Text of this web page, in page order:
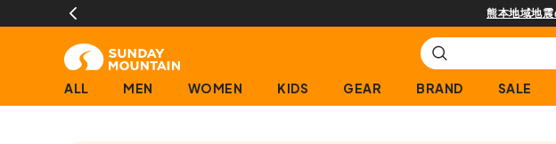
熊本地域地
ALL MEN WOMEN KIDS GEAR BRAND SALE